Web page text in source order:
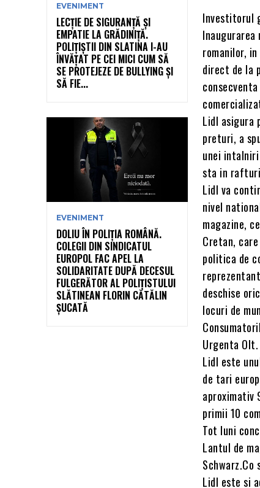
EVENIMENT
LECȚIE DE SIGURANȚĂ ȘI
EMPATIE LA GRĂDINIȚĂ.
POLIȚIȘTII DIN SLATINA I-AU
ÎNVĂȚAT PE CEI MICI CUM SĂ
SE PROTEJEZE DE BULLYING ȘI
SĂ FIE...
EVENIMENT
DOLIU ÎN POLIȚIA ROMÂNĂ.
COLEGII DIN SINDICATUL
EUROPOL FAC APEL LA
SOLIDARITATE DUPĂ DECESUL
FULGERĂTOR AL POLIȚISTULUI
SLĂTINEAN FLORIN CĂTĂLIN
ȘUCATĂ
Investitorul
romanilor,
direct de la
Lidl asigura
preturi, a
unei
sta in rafturi
Lidl va
nivel
magazine,
Cretan,
politica de
deschise
locuri de
Urgenta Olt.
Lidl este
de tari
aproximativ
primii 10
Tot luni
Lantul de
Schwarz.Co
Lidl este si